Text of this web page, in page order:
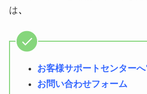
は、
お客様サポートセンター
お問い合わせフォーム